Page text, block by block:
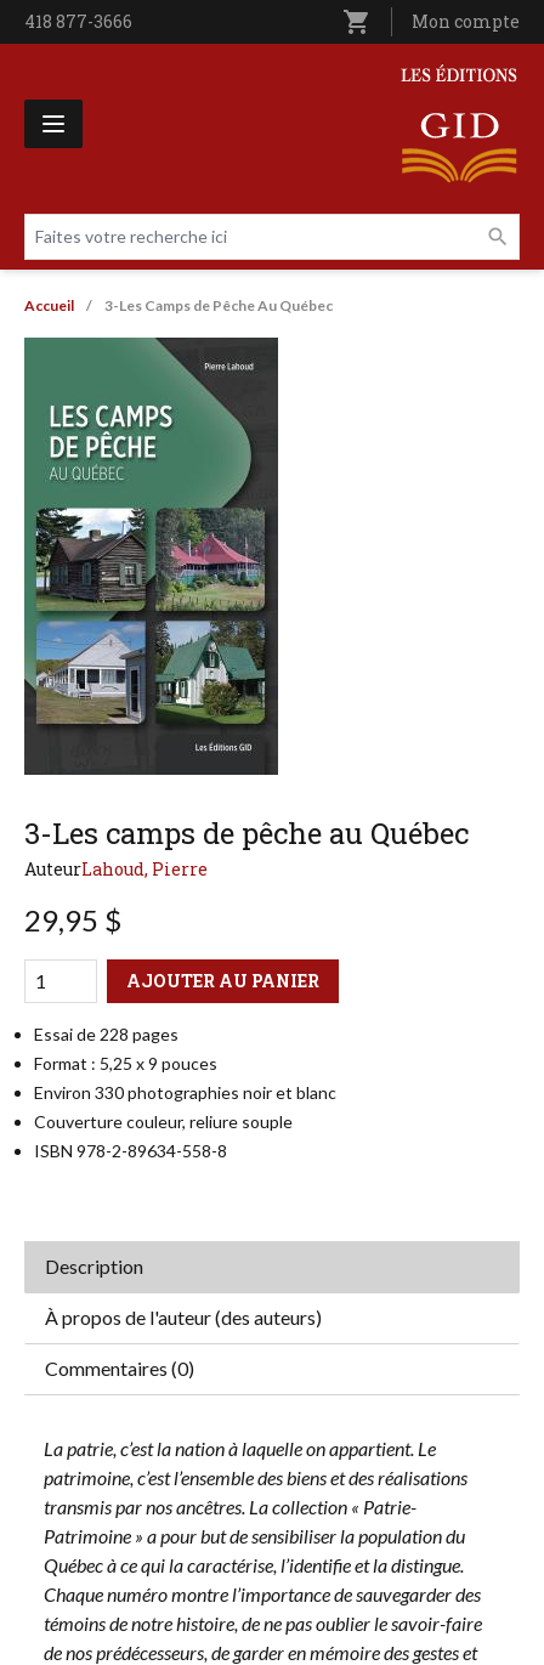
Aller au contenu principal
Téléphone
418 877-3666 shopping_cart Utilisateur
Mon compte
Les Éditions GID
Faites votre recherche ici
Livres par page
Fil d'Ariane
Accueil 3-Les Camps de Pêche Au Québec
3-Les camps de pêche au Québec
AuteurLahoud, Pierre
29,95 $
Qté
Format AJOUTER AU PANIER
Essai de 228 pages
Format : 5,25 x 9 pouces
Environ 330 photographies noir et blanc
Couverture couleur, reliure souple
ISBN 978-2-89634-558-8
Description
À propos de l'auteur (des auteurs)
Commentaires (0)
La patrie, c’est la nation à laquelle on appartient. Le
patrimoine, c’est l’ensemble des biens et des réalisations
transmis par nos ancêtres. La collection « Patrie-
Patrimoine » a pour but de sensibiliser la population du
Québec à ce qui la caractérise, l’identifie et la distingue.
Chaque numéro montre l’importance de sauvegarder des
témoins de notre histoire, de ne pas oublier le savoir-faire
de nos prédécesseurs, de garder en mémoire des gestes et